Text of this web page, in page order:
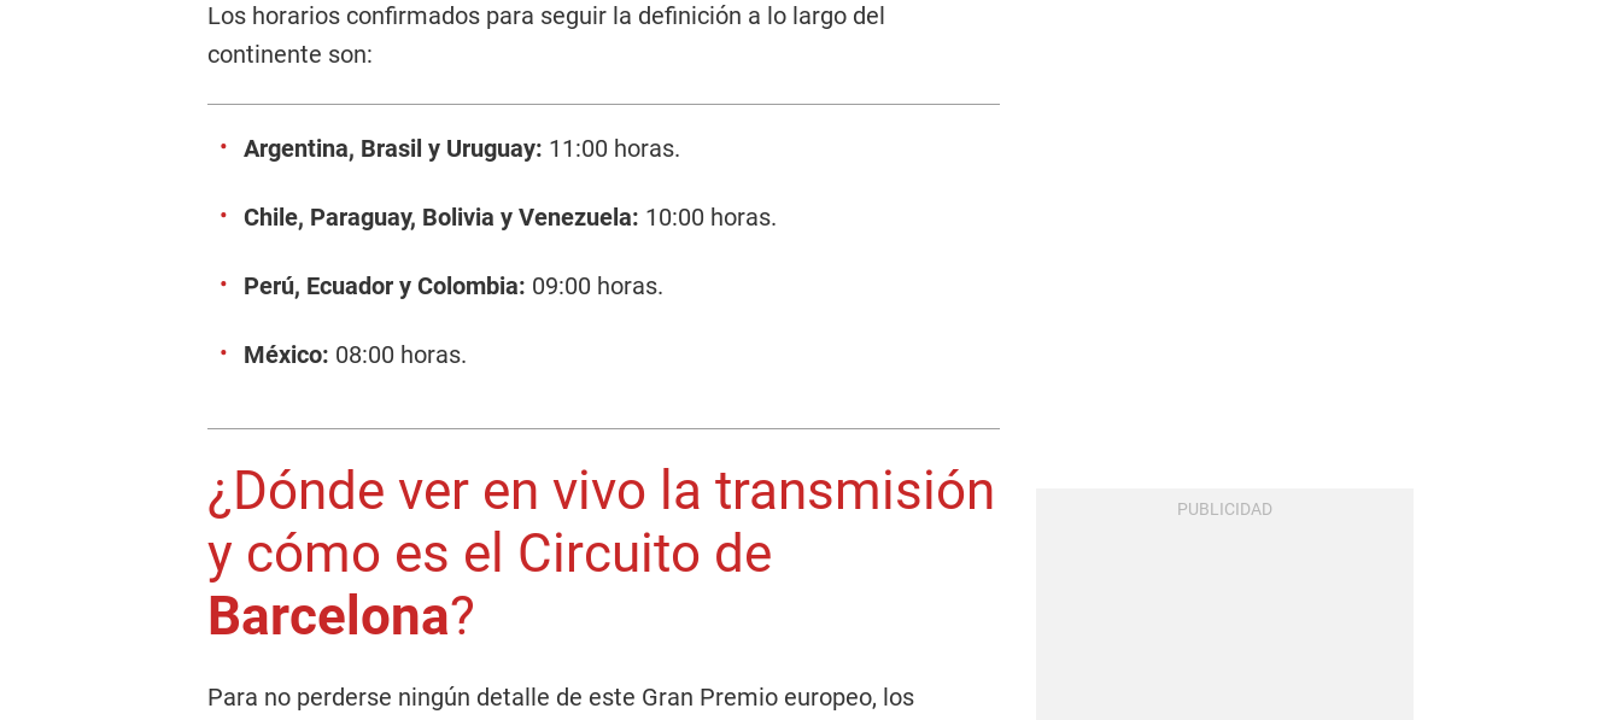
Los horarios confirmados para seguir la definición a lo largo del
continente son:
Argentina, Brasil y Uruguay: 11:00 horas.
Chile, Paraguay, Bolivia y Venezuela: 10:00 horas.
Perú, Ecuador y Colombia: 09:00 horas.
México: 08:00 horas.
¿Dónde ver en vivo la transmisión
y cómo es el Circuito de
Barcelona?
Para no perderse ningún detalle de este Gran Premio europeo, los